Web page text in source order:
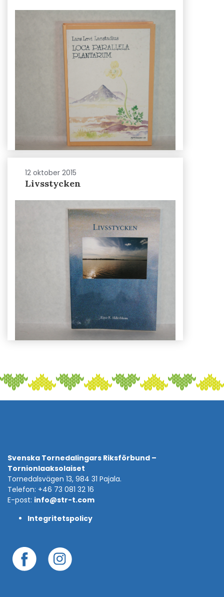
12 oktober 2015
Livsstycken
Svenska Tornedalingars Riksförbund –
Tornionlaaksolaiset
Tornedalsvägen 13, 984 31 Pajala.
Telefon: +46 73 081 32 16
E-post: info@str-t.com
Integritetspolicy